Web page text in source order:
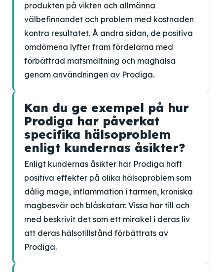
produkten på vikten och allmänna
välbefinnandet och problem med kostnaden
kontra resultatet. Å andra sidan, de positiva
omdömena lyfter fram fördelarna med
förbättrad matsmältning och maghälsa
genom användningen av Prodiga.
Kan du ge exempel på hur
Prodiga har påverkat
specifika hälsoproblem
enligt kundernas åsikter?
Enligt kundernas åsikter har Prodiga haft
positiva effekter på olika hälsoproblem som
dålig mage, inflammation i tarmen, kroniska
magbesvär och blåskatarr. Vissa har till och
med beskrivit det som ett mirakel i deras liv
att deras hälsotillstånd förbättrats av
Prodiga.